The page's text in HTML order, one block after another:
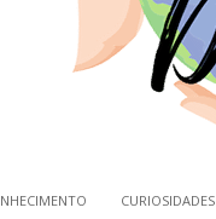
CURIOSIDADES